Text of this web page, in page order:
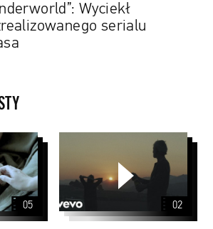
Wyciekł
serialu
05 02